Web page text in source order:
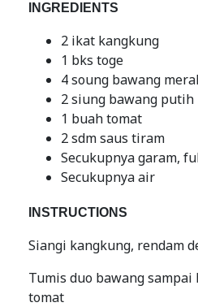
INGREDIENTS
2 ikat kangkung
1 bks toge
4 soung bawang
2 siung bawang putih
1 buah tomat
2 sdm saus tiram
Secukupnya garam,
Secukupnya air
INSTRUCTIONS
Siangi kangkung, rendam
Tumis duo bawang
tomat